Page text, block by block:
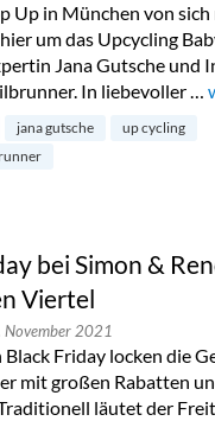
Up in München von sich
um das Upcycling
Jana Gutsche und
In liebevoller …
jana gutsche
up cycling
bei Simon &
Viertel
November 2021
Friday locken die
mit großen Rabatten
läutet der